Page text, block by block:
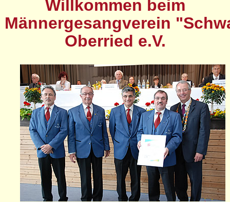
Willkommen beim
Männergesangverein
Oberried e.V.